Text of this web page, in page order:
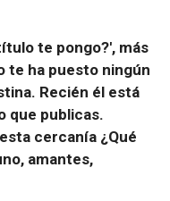
te pongo?', más
te ha puesto ningún
Recién él está
que publicas.
cercanía ¿Qué
amantes,